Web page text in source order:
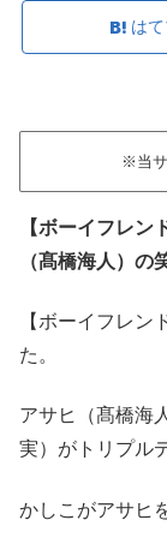
は
※当
【ボーイフレン
（髙橋海人）の
【ボーイフレン
た。
アサヒ（髙橋海
実）がトリプル
かしこがアサヒ